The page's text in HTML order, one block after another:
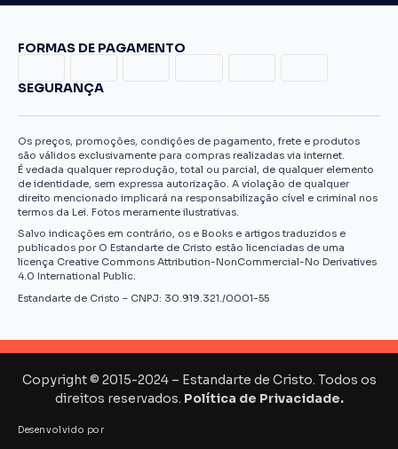
FORMAS DE PAGAMENTO
SEGURANÇA
Os preços, promoções, condições de pagamento, frete e produtos
são válidos exclusivamente para compras realizadas via internet.
É vedada qualquer reprodução, total ou parcial, de qualquer elemento
de identidade, sem expressa autorização. A violação de qualquer
direito mencionado implicará na responsabilização cível e criminal nos
termos da Lei. Fotos meramente ilustrativas.
Salvo indicações em contrário, os e Books e artigos traduzidos e
publicados por O Estandarte de Cristo estão licenciadas de uma
licença Creative Commons Attribution-NonCommercial-No Derivatives
4.0 International Public.
Estandarte de Cristo – CNPJ: 30.919.321./0001-55
Copyright © 2015-2024 – Estandarte de Cristo. Todos os
direitos reservados. Política de Privacidade.
Desenvolvido por